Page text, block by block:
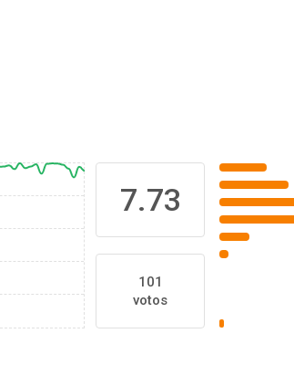
7.73
101
votos